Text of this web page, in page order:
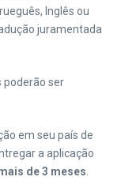
Inglês ou
juramentada
poderão ser
em seu país de
a aplicação
de 3 meses